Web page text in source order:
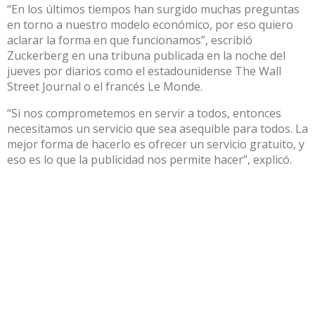
“En los últimos tiempos han surgido muchas preguntas
en torno a nuestro modelo económico, por eso quiero
aclarar la forma en que funcionamos”, escribió
Zuckerberg en una tribuna publicada en la noche del
jueves por diarios como el estadounidense The Wall
Street Journal o el francés Le Monde.
“Si nos comprometemos en servir a todos, entonces
necesitamos un servicio que sea asequible para todos. La
mejor forma de hacerlo es ofrecer un servicio gratuito, y
eso es lo que la publicidad nos permite hacer”, explicó.